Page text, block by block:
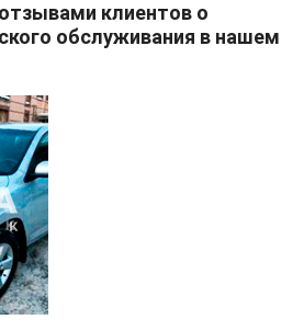
клиентов о
обслуживания в нашем